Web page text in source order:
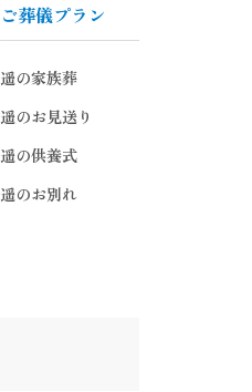
ご葬儀プラン
遥の家族葬
遥のお見送り
遥の供養式
遥のお別れ